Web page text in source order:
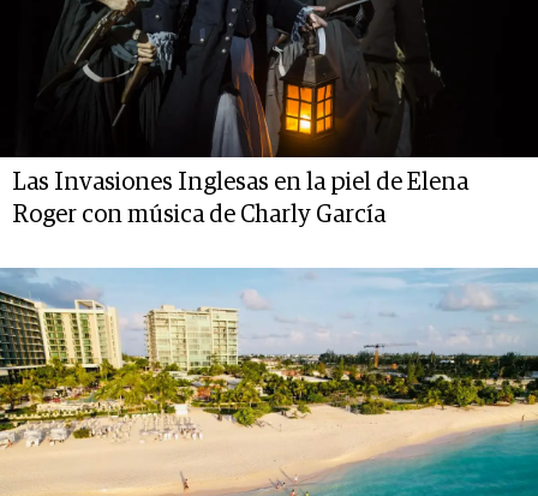
Las Invasiones Inglesas en la piel de Elena
Roger con música de Charly García